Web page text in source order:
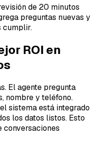
de 20 minutos
preguntas nuevas y
cumplir.
ROI en
El agente pregunta
nombre y teléfono.
sistema está integrado
los datos listos. Esto
conversaciones